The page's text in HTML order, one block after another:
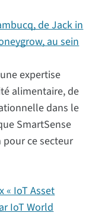
de Jack in
au sein
expertise
alimentaire, de
dans le
SmartSense
ce secteur
« IoT Asset
IoT World